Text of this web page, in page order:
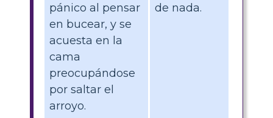
pánico al pensar
en bucear, y se
acuesta en la
cama
preocupándose
por saltar el
arroyo.
de nada.